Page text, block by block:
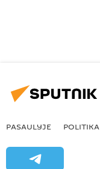
PASAULYJE POLITIKA